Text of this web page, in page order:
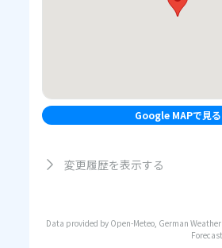
Google MAPで見る
変更履歴を表示する
Data provided by Open-Meteo, German